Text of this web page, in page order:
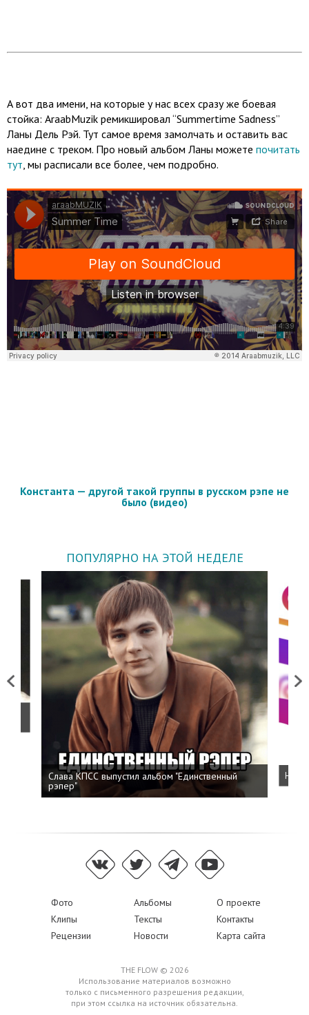
А вот два имени, на которые у нас всех сразу же боевая
стойка: AraabMuzik ремикшировал “Summertime Sadness”
Ланы Дель Рэй. Тут самое время замолчать и оставить вас
наедине с треком. Про новый альбом Ланы можете почитать
тут , мы расписали все более, чем подробно.
Константа — другой такой группы в русском рэпе не
было (видео)
ПОПУЛЯРНО НА ЭТОЙ НЕДЕЛЕ
Previous
Слава КПСС выпустил альбом "Единственный
рэпер"
Next
Фото Альбомы
О проекте
Клипы
Тексты
Контакты
Рецензии
Новости Карта сайта
THE FLOW © 2026
Использование материалов возможно
только с письменного разрешения редакции,
при этом ссылка на источник обязательна.